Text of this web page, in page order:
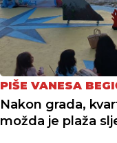
PIŠE VANESA
Nakon grada,
možda je plaža